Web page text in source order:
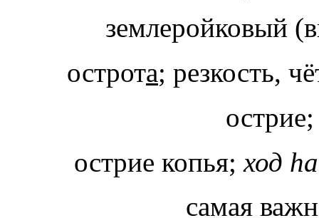
землеройковый
острота; резкость,
острие копья;ход
самая